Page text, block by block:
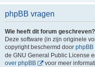
phpBB vragen
Wie heeft dit forum geschreven?
Deze software (in zijn originele
copyright beschermd door phpBB
de GNU General Public License
over phpBB
voor meer